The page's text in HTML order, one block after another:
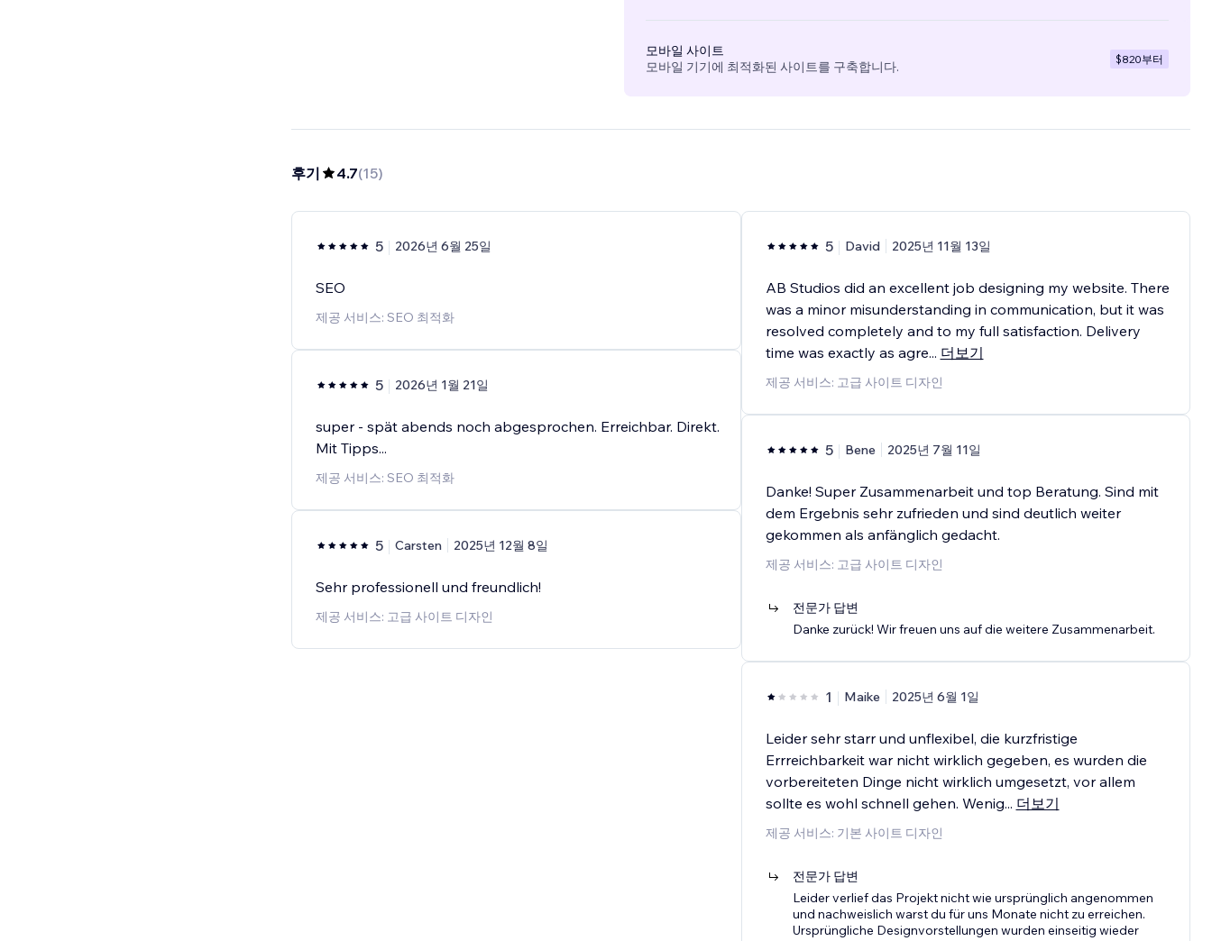
모바일 사이트
모바일 기기에 최적화된 사이트를 구축합니다.
$820부터
후기 4.7(15)
5 2026년 6월 25일
SEO
제공 서비스: SEO 최적화
5 2026년 1월 21일
super - spät abends noch abgesprochen. Erreichbar. Direkt.
Mit Tipps...
제공 서비스: SEO 최적화
5 Carsten 2025년 12월 8일
Sehr professionell und freundlich!
제공 서비스: 고급 사이트 디자인
5 David 2025년 11월 13일
AB Studios did an excellent job designing my website. There
was a minor misunderstanding in communication, but it was
resolved completely and to my full satisfaction. Delivery
time was exactly as agre... 더보기
제공 서비스: 고급 사이트 디자인
5 Bene 2025년 7월 11일
Danke! Super Zusammenarbeit und top Beratung. Sind mit
dem Ergebnis sehr zufrieden und sind deutlich weiter
gekommen als anfänglich gedacht.
제공 서비스: 고급 사이트 디자인
전문가 답변
Danke zurück! Wir freuen uns auf die weitere Zusammenarbeit.
1 Maike 2025년 6월 1일
Leider sehr starr und unflexibel, die kurzfristige
Errreichbarkeit war nicht wirklich gegeben, es wurden die
vorbereiteten Dinge nicht wirklich umgesetzt, vor allem
sollte es wohl schnell gehen. Wenig... 더보기
제공 서비스: 기본 사이트 디자인
전문가 답변
Leider verlief das Projekt nicht wie ursprünglich angenommen
und nachweislich warst du für uns Monate nicht zu erreichen.
Ursprüngliche Designvorstellungen wurden einseitig wieder